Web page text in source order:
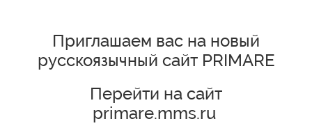
Приглашаем вас на новый
русскоязычный сайт PRIMARE
Перейти на сайт
primare.mms.ru